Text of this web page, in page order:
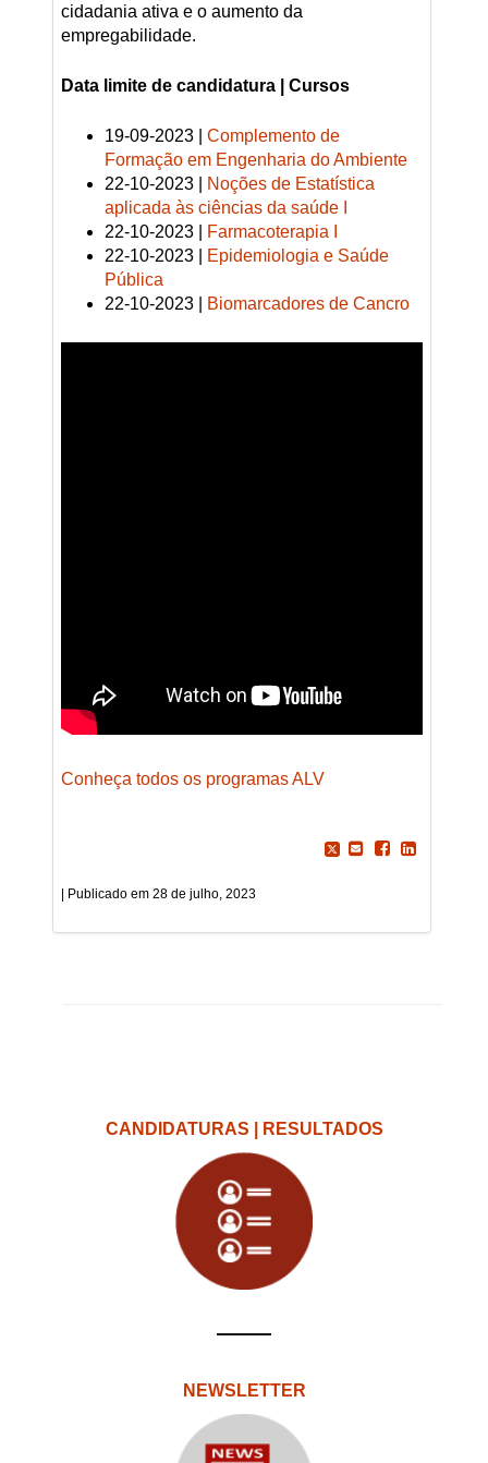
cidadania ativa e o aumento da
empregabilidade.
Data limite de candidatura | Cursos
19-09-2023 | Complemento de
Formação em Engenharia do Ambiente
22-10-2023 |
Noções de Estatística
aplicada às ciências da saúde I
22-10-2023 |
Farmacoterapia I
22-10-2023 |
Epidemiologia e Saúde
Pública
22-10-2023 |
Biomarcadores de Cancro
Conheça todos os programas ALV
28 de julho, 2023
CANDIDATURAS | RESULTADOS
NEWSLETTER